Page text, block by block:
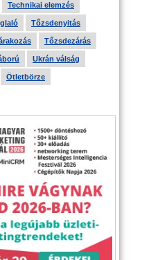
Technikai elemzés
Tőzsdenyitás
Tőzsdezárás
Ukrán válság
Ötletbörze